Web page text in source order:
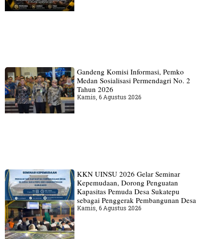
Gandeng Komisi Informasi, Pemko
Medan Sosialisasi Permendagri No. 2
Tahun 2026
Kamis, 6 Agustus 2026
KKN UINSU 2026 Gelar Seminar
Kepemudaan, Dorong Penguatan
Kapasitas Pemuda Desa Sukatepu
sebagai Penggerak Pembangunan Desa
Kamis, 6 Agustus 2026